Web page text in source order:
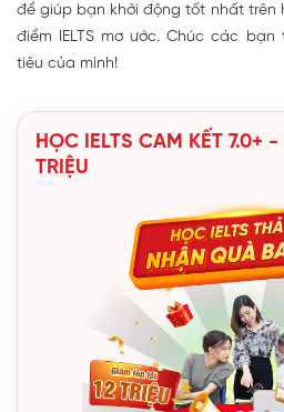
để giúp bạn khởi động tốt nhất trên
điểm IELTS mơ ước. Chúc các
tiêu của mình!
HỌC IELTS CAM KẾT 7.0+
TRIỆU